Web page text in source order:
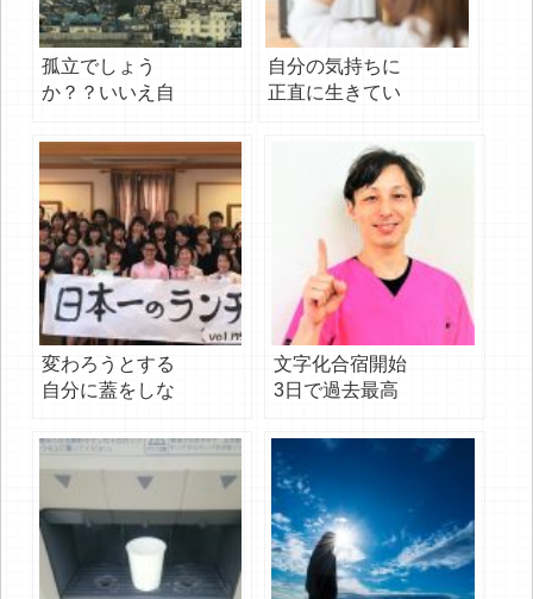
孤立でしょう
か？？いいえ自
自分の気持ちに
正直に生きてい
になる部分を見
つけることもで
きました
変わろうとする
自分に蓋をしな
文字化合宿開始
3日で過去最高